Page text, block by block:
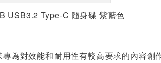
USB3.2 Type-C 隨身碟 紫藍色
為對效能和耐用性有較高要求的內容創